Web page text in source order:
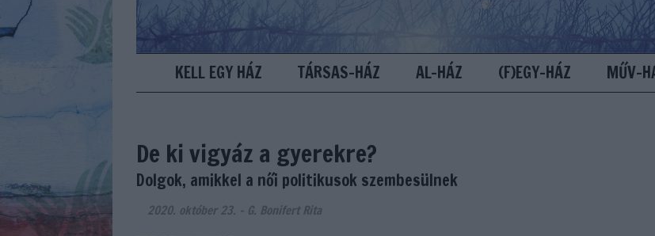
KELL EGY HÁZ TÁRSAS-HÁZ AL-HÁZ (F)EGY-HÁZ MŰV-
De ki vigyáz a gyerekre?
Dolgok, amikkel a női politikusok szembesülnek
2020. október 23. - G. Bonifert Rita